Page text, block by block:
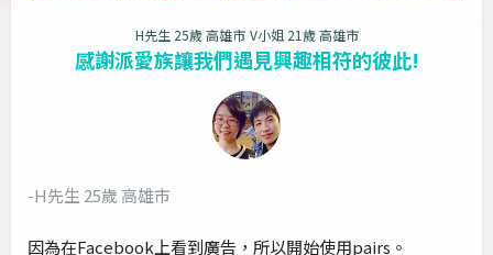
H先生 25歲 高雄市 V小姐 21歲 高雄市
感謝派愛族讓我們遇見興趣相符的彼此!
-H先生 25歲 高雄市
因為在Facebook上看到廣告，所以開始使用pairs。